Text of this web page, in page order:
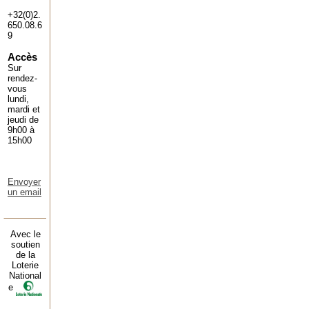
+32(0)2.
650.08.6
9
Accès
Sur
rendez-
vous
lundi,
mardi et
jeudi de
9h00 à
15h00
Envoyer
un email
Avec le
soutien
de la
Loterie
National
e